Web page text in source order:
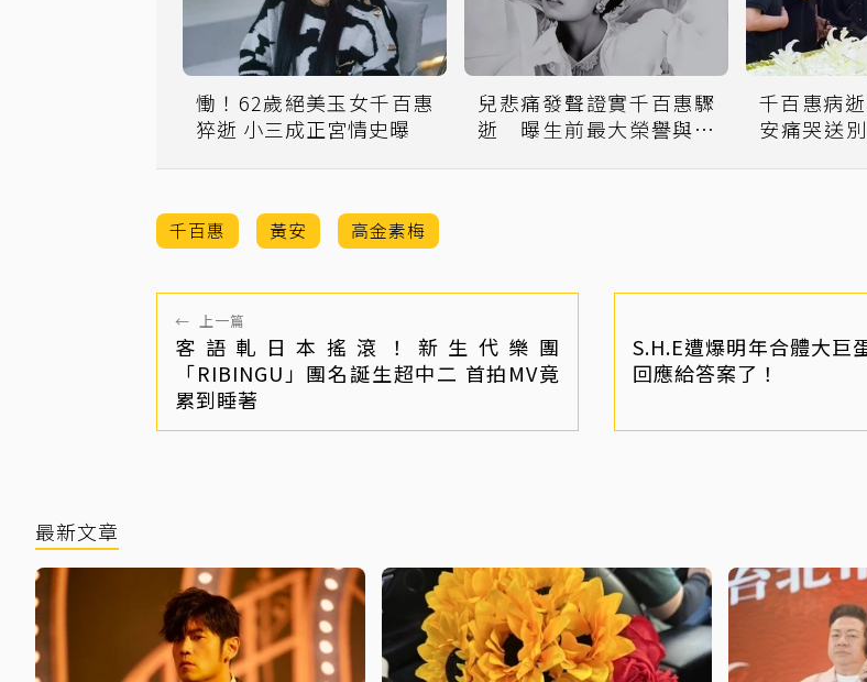
慟！62歲絕美玉女千百惠
猝逝 小三成正宮情史曝
兒悲痛發聲證實千百惠驟
逝 曝生前最大榮譽與遺
千百惠病
安痛哭送
千百惠 黃安 高金素梅
← 上一篇
客語軋日本搖滾！新生代樂團
「RIBINGU」團名誕生超中二 首拍MV竟
累到睡著
S.H.E遭爆明年合體大巨
回應給答案了！
最新文章